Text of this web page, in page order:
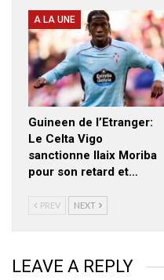
A LA UNE
Guineen de l’Etranger:
Le Celta Vigo
sanctionne Ilaix Moriba
pour son retard et…
PREV NEXT
LEAVE A REPLY